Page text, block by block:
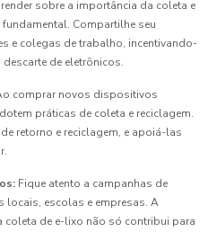
sobre a importância da coleta e
Compartilhe seu
e colegas de trabalho, incentivando-
de eletrônicos.
comprar novos dispositivos
práticas de coleta e reciclagem.
retorno e reciclagem, e apoiá-las
Fique atento a campanhas de
escolas e empresas. A
coleta de e-lixo não só contribui para